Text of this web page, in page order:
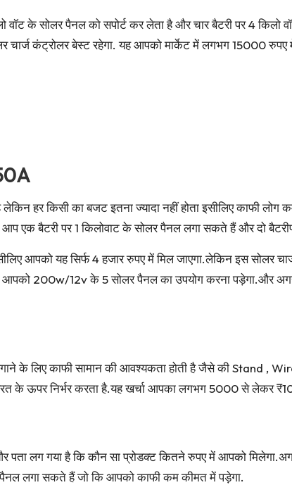
वॉट के सोलर पैनल को सपोर्ट कर लेता है और चार बैटरी पर 4
चार्ज कंट्रोलर बेस्ट रहेगा. यह आपको मार्केट में लगभग 15000 रुपए
हर किसी का बजट इतना ज्यादा नहीं होता इसीलिए काफी
एक बैटरी पर 1 किलोवाट के सोलर पैनल लगा सकते हैं और दो
आपको यह सिर्फ 4 हजार रुपए में मिल जाएगा.लेकिन इस सोलर
आपको 200w/12v के 5 सोलर पैनल का उपयोग करना पड़ेगा.और
के लिए काफी सामान की आवश्यकता होती है जैसे की Stand ,
के ऊपर निर्भर करता है.यह खर्चा आपका लगभग 5000 से लेकर
पता लग गया है कि कौन सा प्रोडक्ट कितने रुपए में आपको
लगा सकते हैं जो कि आपको काफी कम कीमत में पड़ेगा.